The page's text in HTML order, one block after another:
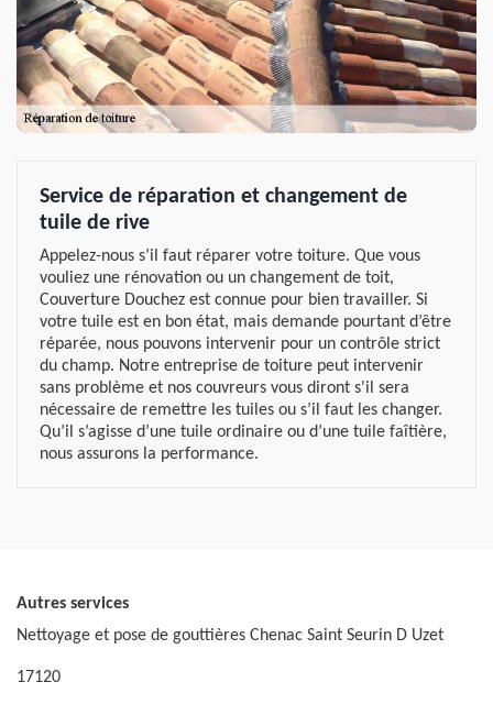
Service de réparation et changement de
tuile de rive
Appelez-nous s’il faut réparer votre toiture. Que vous
vouliez une rénovation ou un changement de toit,
Couverture Douchez est connue pour bien travailler. Si
votre tuile est en bon état, mais demande pourtant d’être
réparée, nous pouvons intervenir pour un contrôle strict
du champ. Notre entreprise de toiture peut intervenir
sans problème et nos couvreurs vous diront s'il sera
nécessaire de remettre les tuiles ou s’il faut les changer.
Qu’il s’agisse d’une tuile ordinaire ou d’une tuile faîtière,
nous assurons la performance.
Autres services
Nettoyage et pose de gouttières Chenac Saint Seurin D Uzet
17120